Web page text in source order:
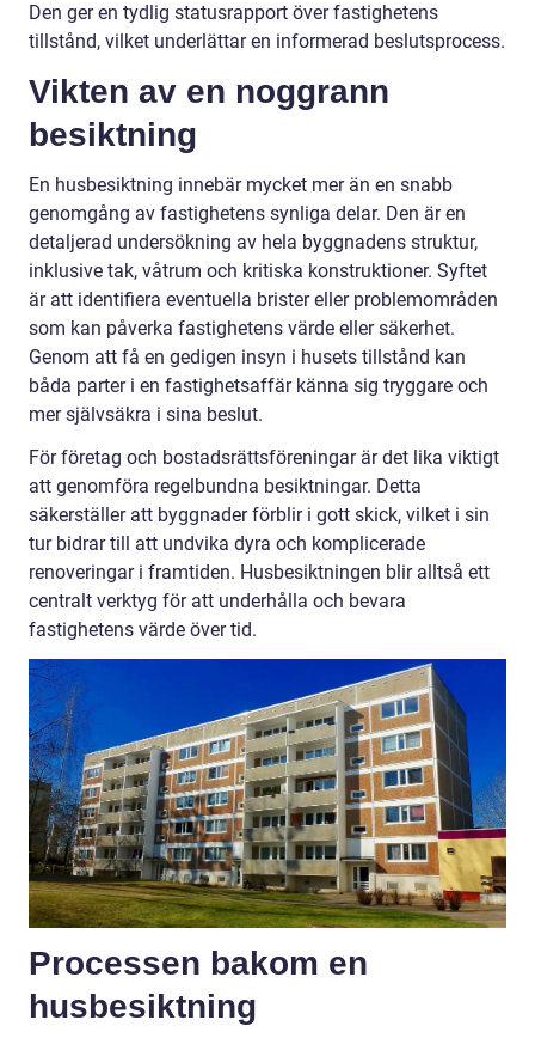
Den ger en tydlig statusrapport över fastighetens
tillstånd, vilket underlättar en informerad beslutsprocess.
Vikten av en noggrann
besiktning
En husbesiktning innebär mycket mer än en snabb
genomgång av fastighetens synliga delar. Den är en
detaljerad undersökning av hela byggnadens struktur,
inklusive tak, våtrum och kritiska konstruktioner. Syftet
är att identifiera eventuella brister eller problemområden
som kan påverka fastighetens värde eller säkerhet.
Genom att få en gedigen insyn i husets tillstånd kan
båda parter i en fastighetsaffär känna sig tryggare och
mer självsäkra i sina beslut.
För företag och bostadsrättsföreningar är det lika viktigt
att genomföra regelbundna besiktningar. Detta
säkerställer att byggnader förblir i gott skick, vilket i sin
tur bidrar till att undvika dyra och komplicerade
renoveringar i framtiden. Husbesiktningen blir alltså ett
centralt verktyg för att underhålla och bevara
fastighetens värde över tid.
Processen bakom en
husbesiktning